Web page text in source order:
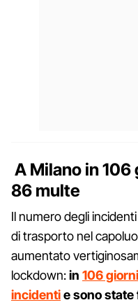
A Milano in
86 multe
Il numero degli
di trasporto nel
aumentato
lockdown:in 106
incidentie sono